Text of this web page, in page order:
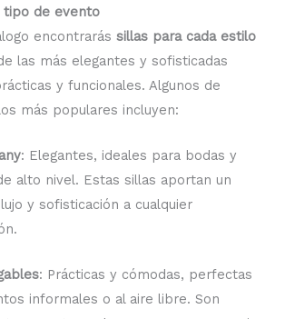
tipo de evento
encontrarássillas para cada estilo
las más elegantes y sofisticadas
y funcionales. Algunos de
más populares incluyen:
: Elegantes, ideales para bodas y
alto nivel. Estas sillas aportan un
y sofisticación a cualquier
: Prácticas y cómodas, perfectas
informales o al aire libre. Son